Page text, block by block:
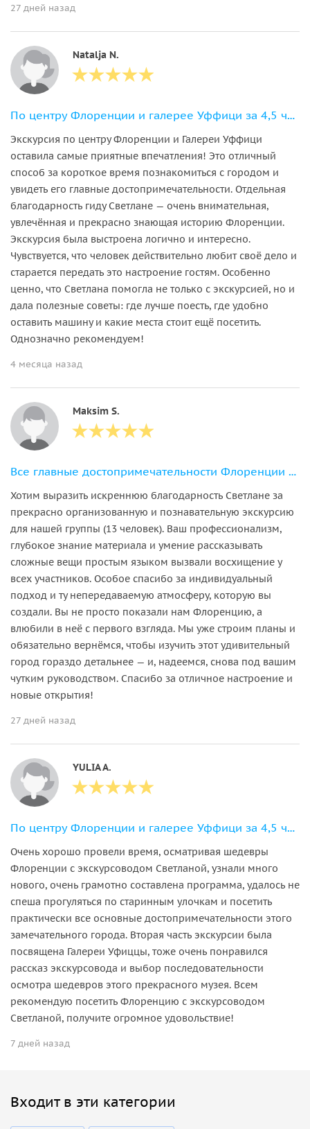
27 дней назад
Natalja N.
По центру Флоренции и галерее Уффици за 4,5 часа
Экскурсия по центру Флоренции и Галереи Уффици
оставила самые приятные впечатления! Это отличный
способ за короткое время познакомиться с городом и
увидеть его главные достопримечательности. Отдельная
благодарность гиду Светлане — очень внимательная,
увлечённая и прекрасно знающая историю Флоренции.
Экскурсия была выстроена логично и интересно.
Чувствуется, что человек действительно любит своё дело и
старается передать это настроение гостям. Особенно
ценно, что Светлана помогла не только с экскурсией, но и
дала полезные советы: где лучше поесть, где удобно
оставить машину и какие места стоит ещё посетить.
Однозначно рекомендуем!
4 месяца назад
Maksim S.
Все главные достопримечательности Флоренции за два часа
Хотим выразить искреннюю благодарность Светлане за
прекрасно организованную и познавательную экскурсию
для нашей группы (13 человек). Ваш профессионализм,
глубокое знание материала и умение рассказывать
сложные вещи простым языком вызвали восхищение у
всех участников. Особое спасибо за индивидуальный
подход и ту непередаваемую атмосферу, которую вы
создали. Вы не просто показали нам Флоренцию, а
влюбили в неё с первого взгляда. Мы уже строим планы и
обязательно вернёмся, чтобы изучить этот удивительный
город гораздо детальнее — и, надеемся, снова под вашим
чутким руководством. Спасибо за отличное настроение и
новые открытия!
27 дней назад
YULIA A.
По центру Флоренции и галерее Уффици за 4,5 часа
Очень хорошо провели время, осматривая шедевры
Флоренции с экскурсоводом Светланой, узнали много
нового, очень грамотно составлена программа, удалось не
спеша прогуляться по старинным улочкам и посетить
практически все основные достопримечательности этого
замечательного города. Вторая часть экскурсии была
посвящена Галереи Уфиццы, тоже очень понравился
рассказ экскурсовода и выбор последовательности
осмотра шедевров этого прекрасного музея. Всем
рекомендую посетить Флоренцию с экскурсоводом
Светланой, получите огромное удовольствие!
7 дней назад
Входит в эти категории